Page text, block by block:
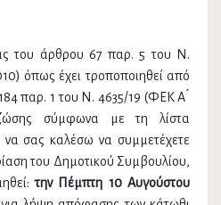
του άρθρου 67 παρ. 5 του Ν.
όπως έχει τροποποιηθεί από
παρ. 1 του Ν. 4635/19 (ΦΕΚ Α
σύμφωνα με τη λίστα
σας καλέσω να συμμετέχετε
του Δημοτικού Συμβουλίου,
την Πέμπτη 10 Αυγούστου